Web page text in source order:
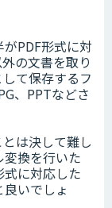
PDF形式に対
の文書を取り
て保存するフ
、PPTなどさ
は決して難し
換を行いた
に対応した
いでしょ